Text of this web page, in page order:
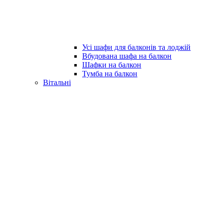
Усі шафи для балконів та лоджій
Вбудована шафа на балкон
Шафки на балкон
Тумба на балкон
Вітальні